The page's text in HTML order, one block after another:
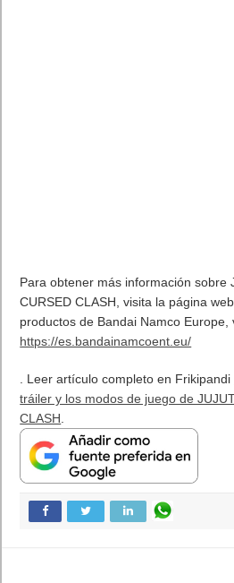
Para obtener más información sobre
CURSED CLASH, visita la página
productos de Bandai Namco Europe,
https://es.bandainamcoent.eu/
. Leer artículo completo en Frikipandi
tráiler y los modos de juego de
CLASH